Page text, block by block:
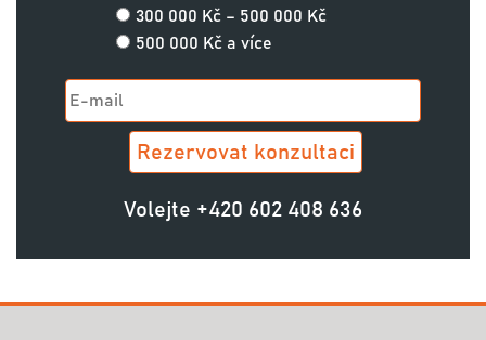
300 000 Kč – 500 000 Kč
500 000 Kč a více
Volejte +420 602 408 636